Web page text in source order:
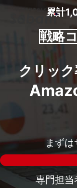
累計
戦略
クリッ
まず
専門担当